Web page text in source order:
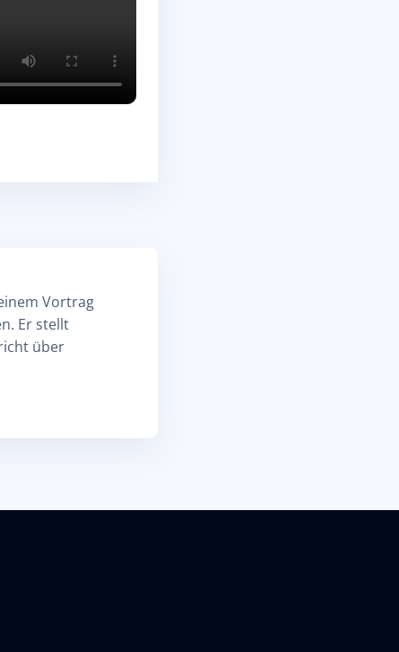
Vortrag
Er stellt
über